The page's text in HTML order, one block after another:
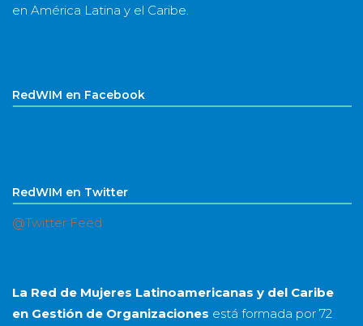
en América Latina y el Caribe.
RedWIM en Facebook
RedWIM en Twitter
@Twitter Feed
La Red de Mujeres Latinoamericanas y del Caribe
en Gestión de Organizaciones está formada por 72